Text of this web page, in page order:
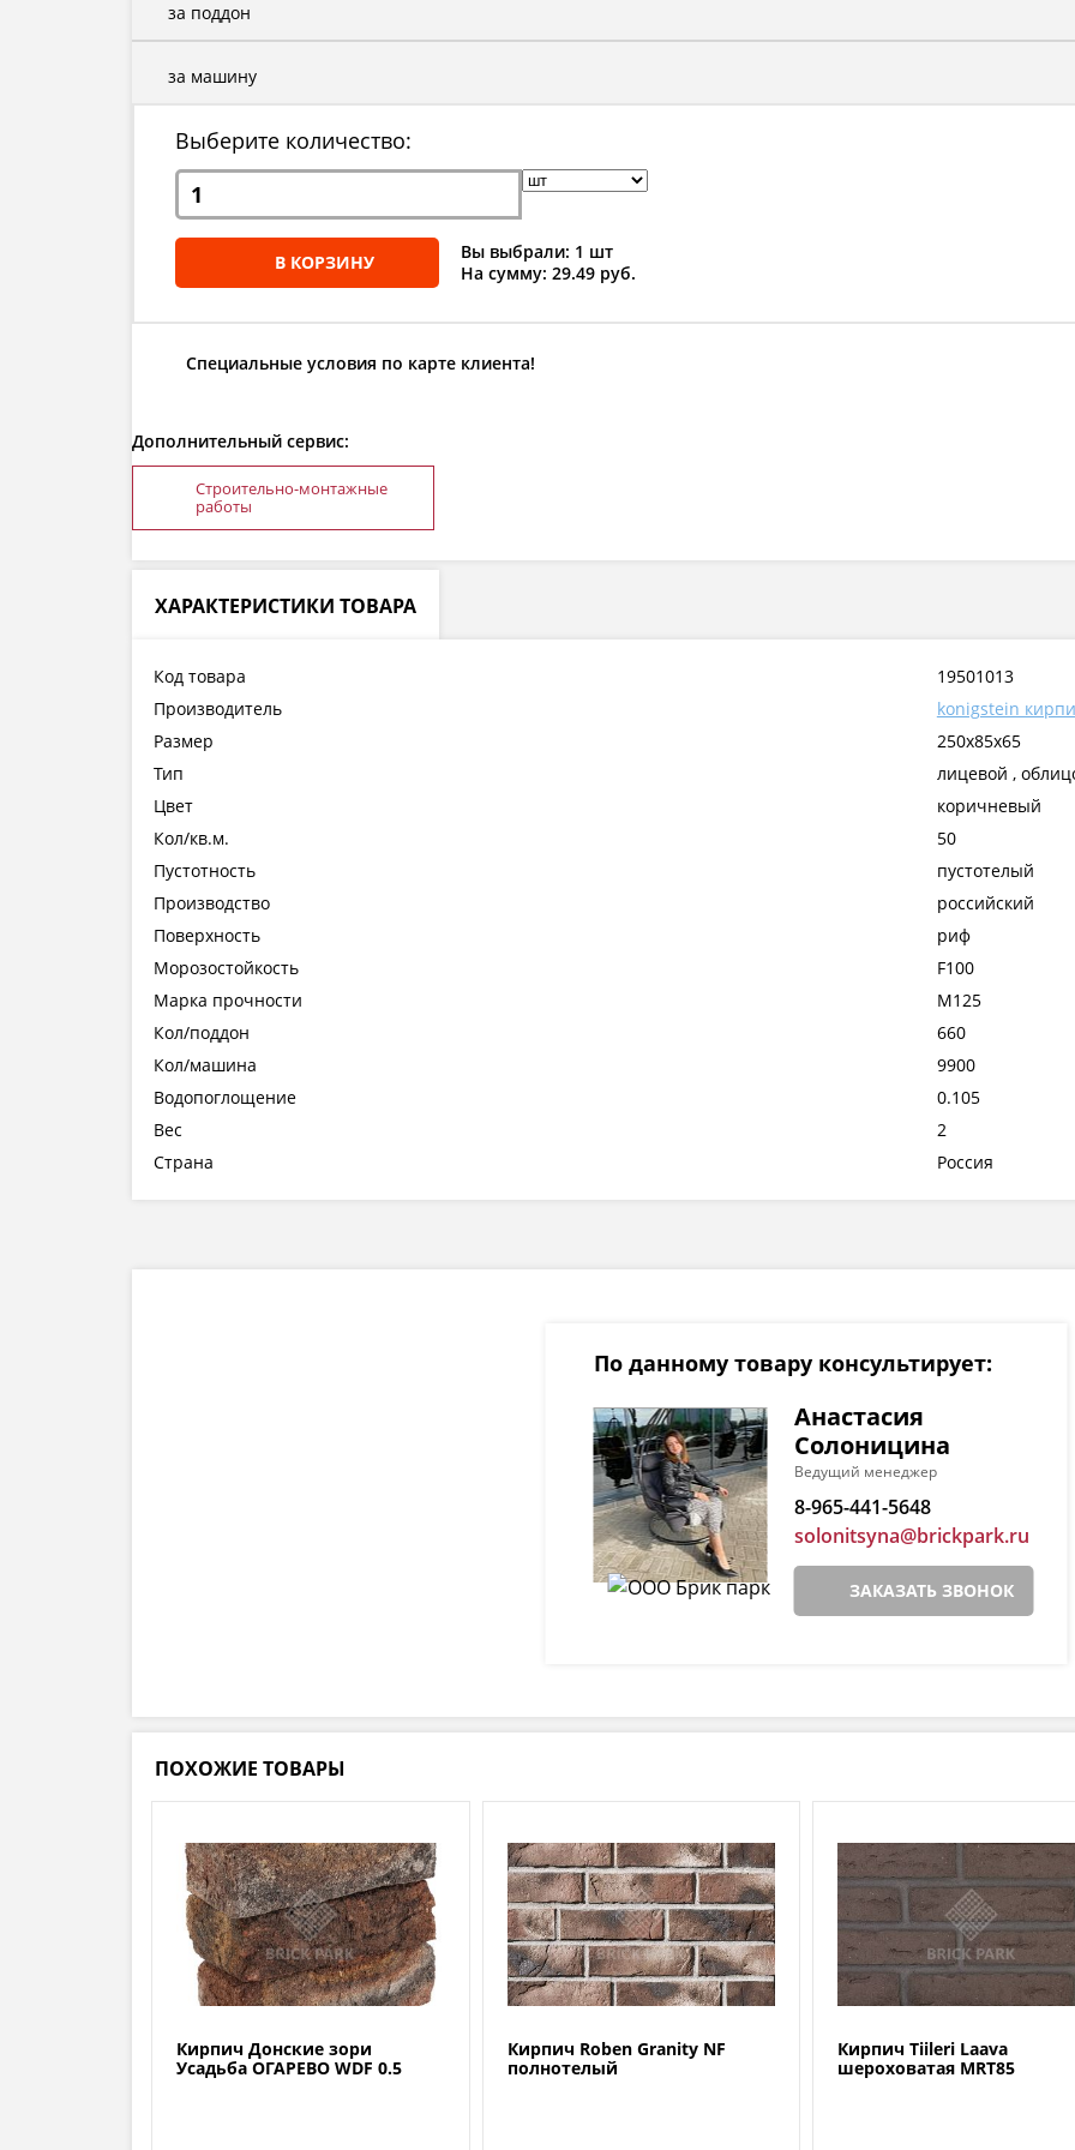
за поддон
за машину
Выберите количество:
В КОРЗИНУ
Вы выбрали: 1 шт
На сумму: 29.49 руб.
Специальные условия по карте клиента!
Дополнительный сервис:
Строительно-монтажные
работы
ХАРАКТЕРИСТИКИ ТОВАРА
Код товара
19501013
Производитель
konigstein
Размер
250х85х65
Тип
лицевой ,
Цвет
коричневый
Кол/кв.м.
50
Пустотность
пустотелый
Производство
российский
Поверхность
риф
Морозостойкость
F100
Марка прочности
М125
Кол/поддон
660
Кол/машина
9900
Водопоглощение
0.105
Вес
2
Страна
Россия
По данному товару консультирует:
Анастасия
Солоницина
Ведущий менеджер
8-965-441-5648
solonitsyna@brickpark.ru
ЗАКАЗАТЬ ЗВОНОК
ПОХОЖИЕ ТОВАРЫ
Кирпич Донские зори
Усадьба ОГАРЕВО WDF 0.5
Кирпич Roben Granity NF
полнотелый
Кирпич Tiileri Laava
шероховатая MRT85